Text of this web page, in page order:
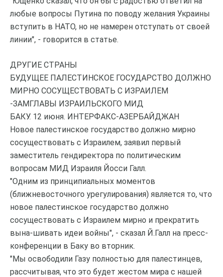
любые вопросы Путина по поводу желания Украины
вступить в НАТО, но не намерен отступать от своей
линии", - говорится в статье.
ДРУГИЕ СТРАНЫ
БУДУЩЕЕ ПАЛЕСТИНСКОЕ ГОСУДАРСТВО ДОЛЖНО
МИРНО СОСУЩЕСТВОВАТЬ С ИЗРАИЛЕМ
-ЗАМГЛАВЫ ИЗРАИЛЬСКОГО МИД
БАКУ. 12 июня. ИНТЕРФАКС-АЗЕРБАЙДЖАН
Новое палестинское государство должно мирно
сосуществовать с Израилем, заявил первый
заместитель гендиректора по политическим
вопросам МИД Израиля Йосси Галл.
"Одним из принципиальных моментов
(ближневосточного урегулирования) является то, что
новое палестинское государство должно
сосуществовать с Израилем мирно и прекратить
вына-шивать идеи войны", - сказал Й.Галл на пресс-
конференции в Баку во вторник.
"Мы освободили Газу полностью для палестинцев,
рассчитывая, что это будет жестом мира с нашей